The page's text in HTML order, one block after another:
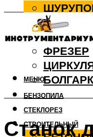
ДРЕЛЬ
ФРЕЗЕР
БЕНЗОПИЛА
СТЕКЛОРЕЗ
СТРОИТЕЛЬНЫЙ
МЕНЮ
Станок